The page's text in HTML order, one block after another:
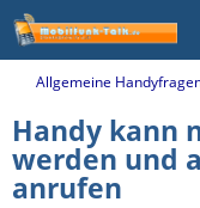
Allgemeine
Handy kann
werden und
anrufen